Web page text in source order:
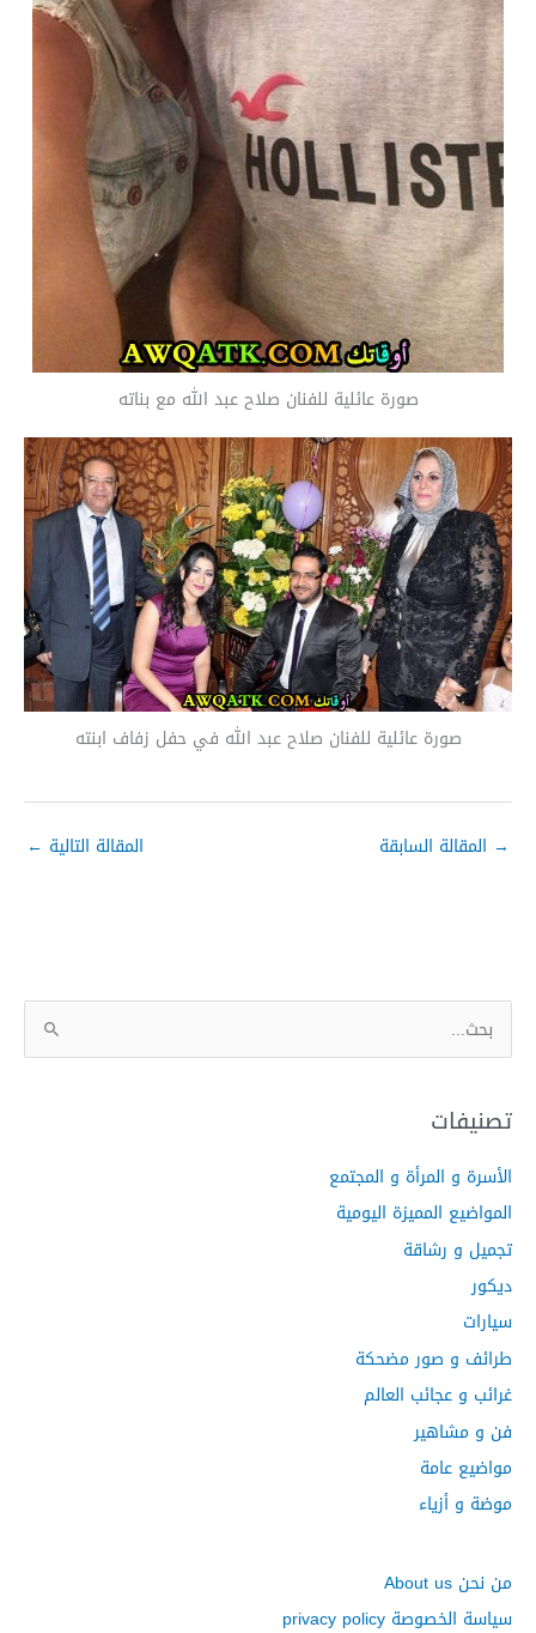
صورة عائلية للفنان صلاح عبد الله مع بناته
صورة عائلية للفنان صلاح عبد الله في حفل زفاف ابنته
→ المقالة السابقة المقالة التالية ←
ح
ع
ن
:
تصنيفات
الأسرة و المرأة و المجتمع
المواضيع المميزة اليومية
تجميل و رشاقة
ديكور
سيارات
طرائف و صور مضحكة
غرائب و عجائب العالم
فن و مشاهير
مواضيع عامة
موضة و أزياء
من نحن About us
سياسة الخصوصة privacy policy